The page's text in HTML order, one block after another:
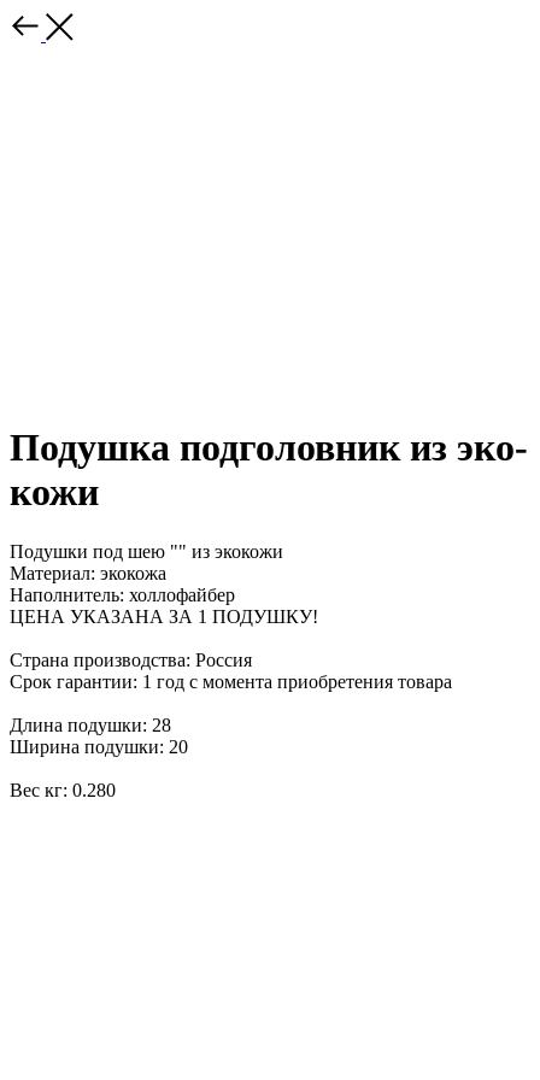
Подушка подголовник из эко-
кожи
Подушки под шею "" из экокожи
Материал: экокожа
Наполнитель: холлофайбер
ЦЕНА УКАЗАНА ЗА 1 ПОДУШКУ!
Страна производства: Россия
Срок гарантии: 1 год с момента приобретения товара
Длина подушки: 28
Ширина подушки: 20
Вес кг: 0.280